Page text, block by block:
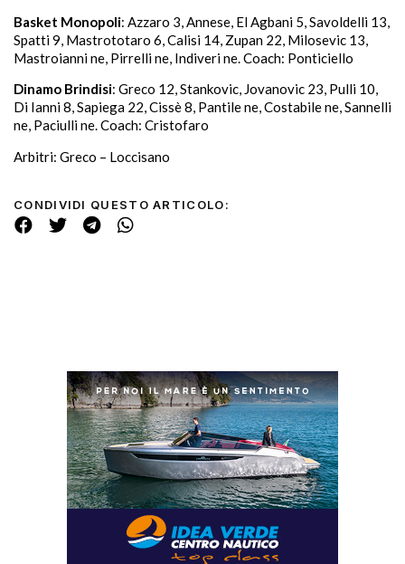
Basket Monopoli: Azzaro 3, Annese, El Agbani 5, Savoldelli 13,
Spatti 9, Mastrototaro 6, Calisi 14, Zupan 22, Milosevic 13,
Mastroianni ne, Pirrelli ne, Indiveri ne. Coach: Ponticiello
Dinamo Brindisi: Greco 12, Stankovic, Jovanovic 23, Pulli 10,
Di Ianni 8, Sapiega 22, Cissè 8, Pantile ne, Costabile ne, Sannelli
ne, Paciulli ne. Coach: Cristofaro
Arbitri: Greco – Loccisano
CONDIVIDI QUESTO ARTICOLO: